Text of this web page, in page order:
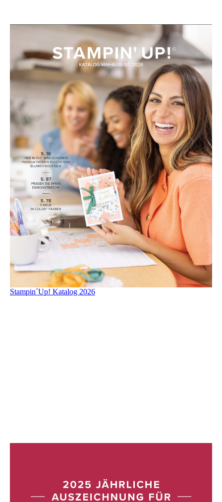
Stampin´Up! Katalog 2026